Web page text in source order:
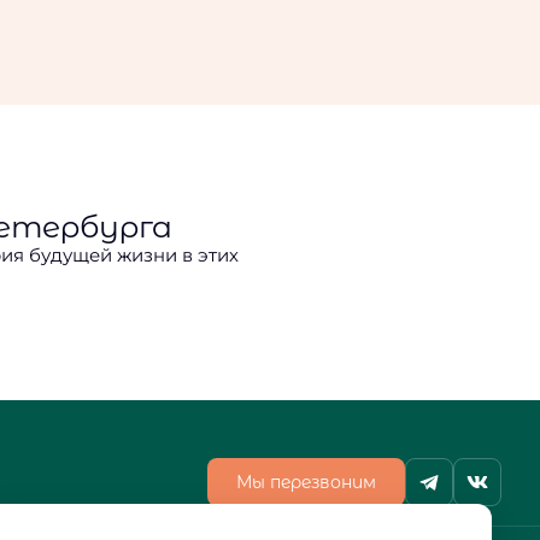
будущей жизни в этих
для себя наилучший
трехкомнатные
открытым
традиционные
от жилого
Мы перезвоним